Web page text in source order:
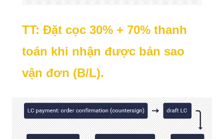
TT: Đặt cọc 30% + 70% thanh
toán khi nhận được bản sao
vận đơn (B/L).